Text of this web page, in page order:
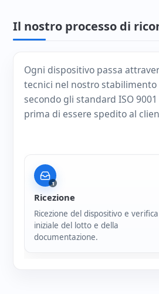
Il nostro processo di
Ogni dispositivo passa
tecnici nel nostro stabilimento
secondo gli standard ISO 9001
prima di essere spedito al
1
Ricezione
Ricezione del dispositivo e verifica
iniziale del lotto e della
documentazione.